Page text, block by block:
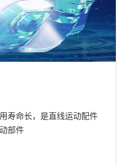
寿命长，是直线运动配件
部件